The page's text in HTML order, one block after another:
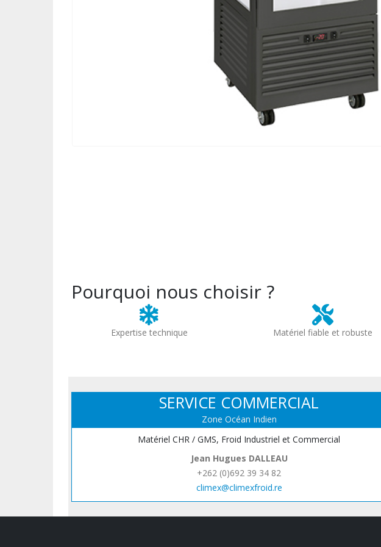
Pourquoi nous choisir ?
Expertise technique Matériel fiable et robuste
SERVICE COMMERCIAL
Zone Océan Indien
Matériel CHR / GMS, Froid Industriel et Commercial
Jean Hugues DALLEAU
+262 (0)692 39 34 82
climex@climexfroid.re